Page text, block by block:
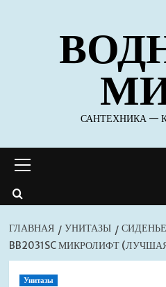
содержимому
САНТЕХНИКА —
меню
ГЛАВНАЯ УНИТАЗЫ
СИДЕНЬЕ
BB2031SC МИКРОЛИФТ
Унитазы